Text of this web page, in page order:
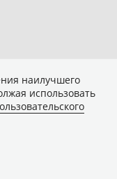
наилучшего
использовать